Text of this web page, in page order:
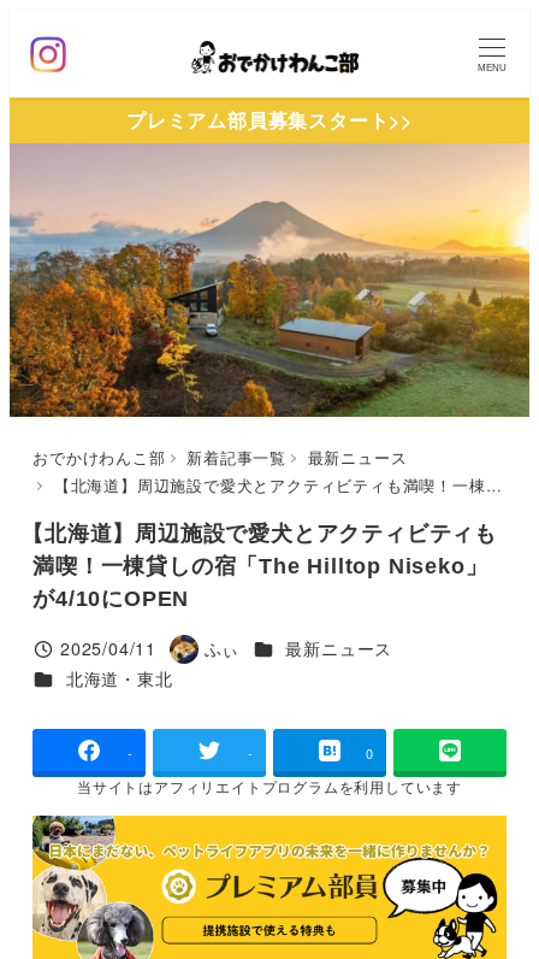
ン
ン
ツ
へ
移
動
MENU
プレミアム部員募集スタート>>
おでかけわんこ部 新着記事一覧
最新ニュース
【北海道】周辺施設で愛犬とアクティビティも満喫！一棟貸しの宿「The Hilltop Niseko」が4/10にOPEN
【北海道】周辺施設で愛犬とアクティビティも
満喫！一棟貸しの宿「The Hilltop Niseko」
が4/10にOPEN
投稿日
2025/04/11
著
者
ふぃ カテゴリー
最新ニュース
カテゴリー
北海道・東北
- - 0
当サイトはアフィリエイトプログラムを利用しています